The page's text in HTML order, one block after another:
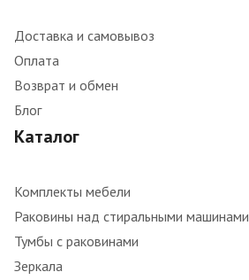
Доставка и самовывоз
Оплата
Возврат и обмен
Блог
Каталог
Комплекты мебели
Раковины над стиральными машинами
Тумбы с раковинами
Зеркала